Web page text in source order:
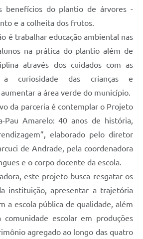
benefícios do plantio de árvores -
e a colheita dos frutos.
é trabalhar educação ambiental nas
na prática do plantio além de
através dos cuidados com as
a curiosidade das crianças e
a área verde do município.
da parceria é contemplar o Projeto
Pau Amarelo: 40 anos de história,
elaborado pelo diretor
de Andrade, pela coordenadora
e o corpo docente da escola.
este projeto busca resgatar os
instituição, apresentar a trajetória
a escola pública de qualidade, além
escolar em produções
agregado ao longo das quatro